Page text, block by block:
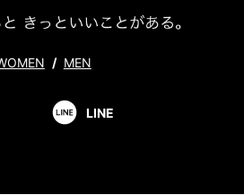
/ MEN
LINE